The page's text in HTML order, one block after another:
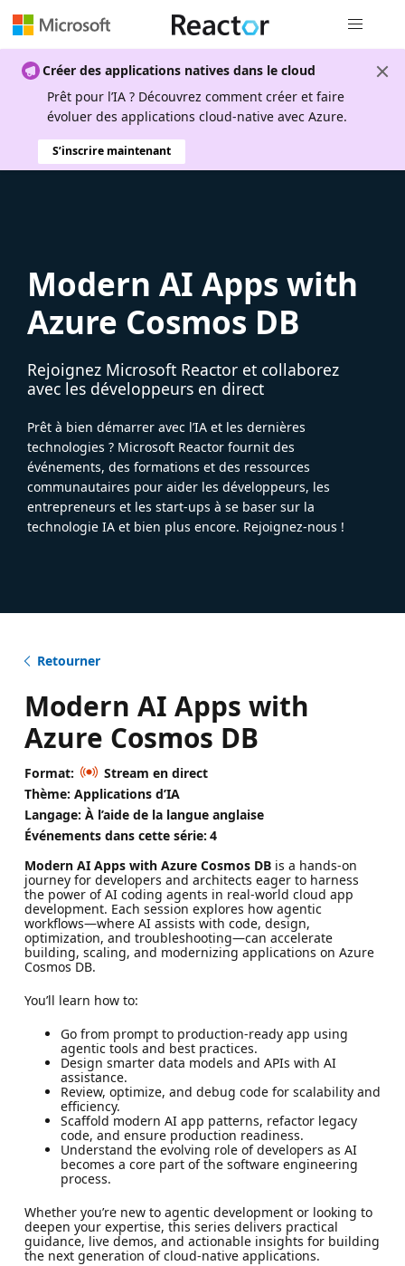
Créer des applications natives dans le cloud
Prêt pour l’IA ? Découvrez comment créer et faire
évoluer des applications cloud-native avec Azure.
S’inscrire maintenant
Modern AI Apps with
Azure Cosmos DB
Rejoignez Microsoft Reactor et collaborez
avec les développeurs en direct
Prêt à bien démarrer avec l’IA et les dernières
technologies ? Microsoft Reactor fournit des
événements, des formations et des ressources
communautaires pour aider les développeurs, les
entrepreneurs et les start-ups à se baser sur la
technologie IA et bien plus encore. Rejoignez-nous !
Retourner
Modern AI Apps with
Azure Cosmos DB
Format:
Stream en direct
Thème: Applications d’IA
Langage: À l’aide de la langue anglaise
Événements dans cette série: 4
Modern AI Apps with Azure Cosmos DBis a hands-on
journey for developers and architects eager to harness
the power of AI coding agents in real-world cloud app
development. Each session explores how agentic
workflows—where AI assists with code, design,
optimization, and troubleshooting—can accelerate
building, scaling, and modernizing applications on Azure
Cosmos DB.
You’ll learn how to:
Go from prompt to production-ready app using
agentic tools and best practices.
Design smarter data models and APIs with AI
assistance.
Review, optimize, and debug code for scalability and
efficiency.
Scaffold modern AI app patterns, refactor legacy
code, and ensure production readiness.
Understand the evolving role of developers as AI
becomes a core part of the software engineering
process.
Whether you’re new to agentic development or looking to
deepen your expertise, this series delivers practical
guidance, live demos, and actionable insights for building
the next generation of cloud-native applications.